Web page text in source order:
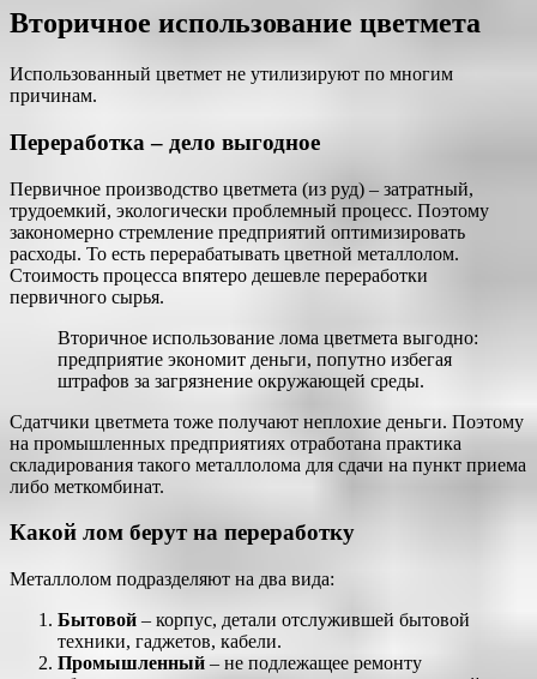
Вторичное использование цветмета
Использованный цветмет не утилизируют по многим
причинам.
Переработка – дело выгодное
Первичное производство цветмета (из руд) – затратный,
трудоемкий, экологически проблемный процесс. Поэтому
закономерно стремление предприятий оптимизировать
расходы. То есть перерабатывать цветной металлолом.
Стоимость процесса впятеро дешевле переработки
первичного сырья.
Вторичное использование лома цветмета выгодно:
предприятие экономит деньги, попутно избегая
штрафов за загрязнение окружающей среды.
Сдатчики цветмета тоже получают неплохие деньги. Поэтому
на промышленных предприятиях отработана практика
складирования такого металлолома для сдачи на пункт приема
либо меткомбинат.
Какой лом берут на переработку
Металлолом подразделяют на два вида:
Бытовой – корпус, детали отслужившей бытовой
техники, гаджетов, кабели.
Промышленный– не подлежащее ремонту